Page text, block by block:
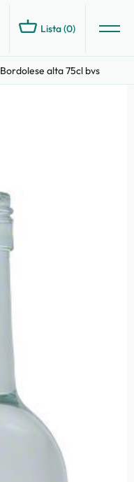
Lista (0)
Bordolese alta 75cl bvs